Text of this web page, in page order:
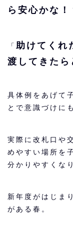
ら安心かな！
「 助けてくれ
渡してきたら
具体例をあげて
とで意識づけに
実際に改札口や
めやすい場所を
分かりやすくな
新年度がはじま
がある春。